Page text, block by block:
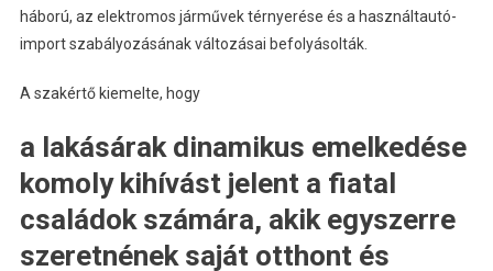
háború, az elektromos járművek térnyerése és a használtautó-
import szabályozásának változásai befolyásolták.
A szakértő kiemelte, hogy
a lakásárak dinamikus emelkedése
komoly kihívást jelent a fiatal
családok számára, akik egyszerre
szeretnének saját otthont és